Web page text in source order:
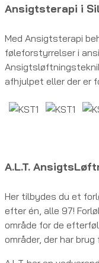
Ansigtsterapi i
Med Ansigtsterapi
føleforstyrrelser i
Ansigtsløftningsteknik
afhjulpet eller der er
A.L.T.
Her tilbydes du et
efter én, alle 97!
område for de
områder, der har